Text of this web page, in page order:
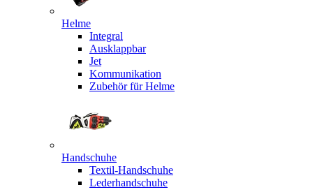
Helme
Integral
Ausklappbar
Jet
Kommunikation
Zubehör für Helme
Handschuhe
Textil-Handschuhe
Lederhandschuhe